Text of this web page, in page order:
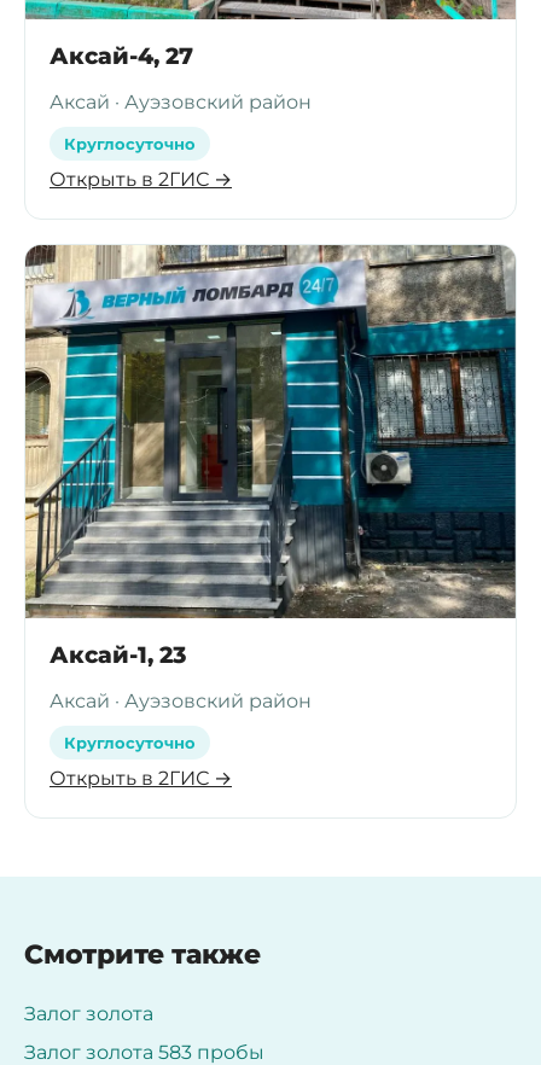
Аксай-4, 27
Аксай · Ауэзовский район
Круглосуточно
Открыть в 2ГИС →
Аксай-1, 23
Аксай · Ауэзовский район
Круглосуточно
Открыть в 2ГИС →
Смотрите также
Залог золота
Залог золота 583 пробы